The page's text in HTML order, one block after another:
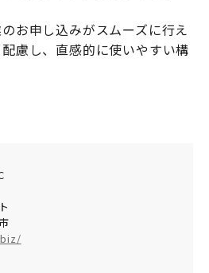
お申し込みがスムーズに行え
慮し、直感的に使いやすい構